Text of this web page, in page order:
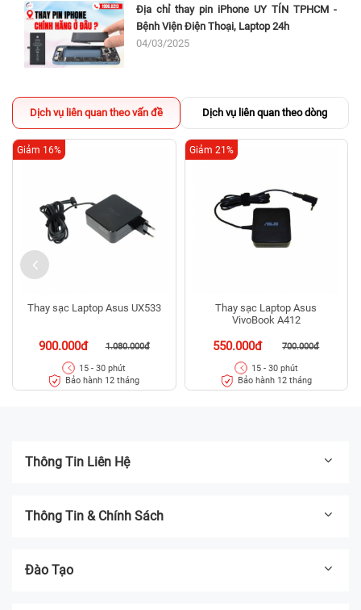
Địa chỉ thay pin iPhone UY TÍN TPHCM -
Bệnh Viện Điện Thoại, Laptop 24h
04/03/2025
Dịch vụ liên quan theo vấn đề Dịch vụ liên quan theo dòng
Thay sạc Laptop Asus UX533
900.000đ 1.080.000đ
Giảm 16%
15 - 30 phút
Bảo hành 12 tháng
Thay sạc Laptop Asus
VivoBook A412
550.000đ 700.000đ
Giảm 21%
15 - 30 phút
Bảo hành 12 tháng
Thông Tin Liên Hệ
Thông Tin & Chính Sách
Đào Tạo